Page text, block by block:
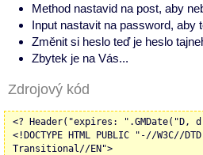
Method nastavid na post, aby
Input nastavit na password, aby
Změnit si heslo teď je heslo
Zbytek je na Vás...
Zdrojový kód
<? Header("expires: ".GMDate("D,
<!DOCTYPE HTML PUBLIC "-//W3C//
Transitional//EN">